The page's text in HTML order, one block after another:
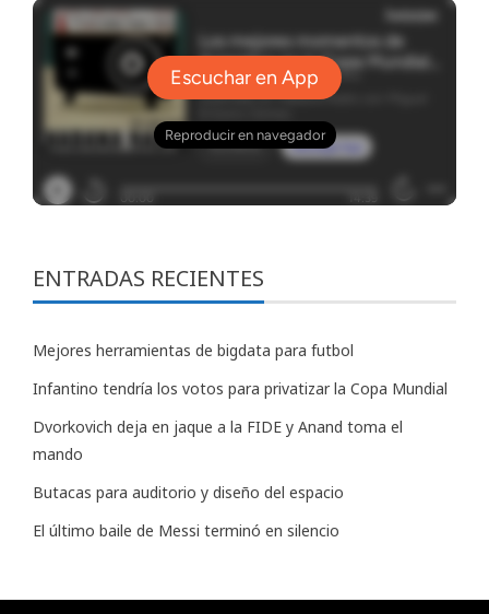
ENTRADAS RECIENTES
Mejores herramientas de bigdata para futbol
Infantino tendría los votos para privatizar la Copa Mundial
Dvorkovich deja en jaque a la FIDE y Anand toma el
mando
Butacas para auditorio y diseño del espacio
El último baile de Messi terminó en silencio